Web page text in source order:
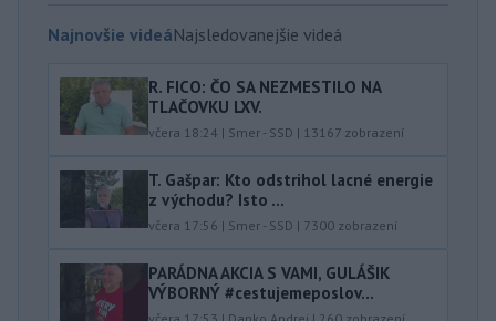
Najnovšie videáNajsledovanejšie videá
R. FICO: ČO SA NEZMESTILO NA
TLAČOVKU LXV.
včera 18:24 | Smer - SSD | 13167 zobrazení
T. Gašpar: Kto odstrihol lacné energie
z východu? Isto ...
včera 17:56 | Smer - SSD | 7300 zobrazení
PARÁDNA AKCIA S VAMI, GULÁŠIK
VÝBORNÝ #cestujemeposlov...